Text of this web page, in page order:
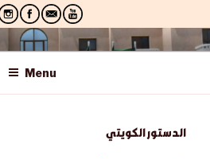
الجهاز المركزي لمعالجة أوضاع
Menu
الدستور الكويتي